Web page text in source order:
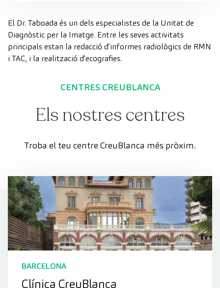
El Dr. Taboada és un dels especialistes de la Unitat de
Diagnòstic per la Imatge. Entre les seves activitats
principals estan la redacció d’informes radiològics de RMN
i TAC, i la realització d’ecografies.
CENTRES CREUBLANCA
Els nostres centres
Troba el teu centre CreuBlanca més pròxim.
BARCELONA
Clínica CreuBlanca